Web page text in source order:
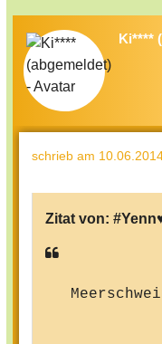
Ki****
schrieb am
Zitat von: